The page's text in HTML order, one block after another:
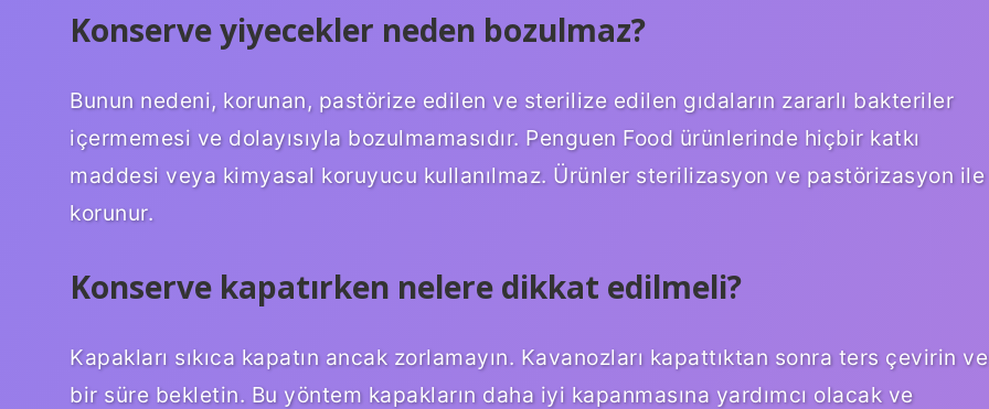
Konserve yiyecekler neden bozulmaz?
Bunun nedeni, korunan, pastörize edilen ve sterilize edilen gıdaların zararlı bakteriler
içermemesi ve dolayısıyla bozulmamasıdır. Penguen Food ürünlerinde hiçbir katkı
maddesi veya kimyasal koruyucu kullanılmaz. Ürünler sterilizasyon ve pastörizasyon ile
korunur.
Konserve kapatırken nelere dikkat edilmeli?
Kapakları sıkıca kapatın ancak zorlamayın. Kavanozları kapattıktan sonra ters çevirin ve
bir süre bekletin. Bu yöntem kapakların daha iyi kapanmasına yardımcı olacak ve